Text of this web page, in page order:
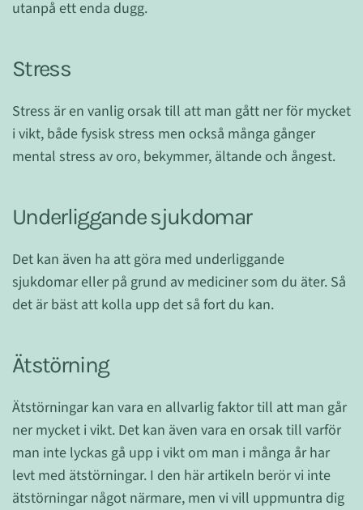
utanpå ett enda dugg.
Stress
Stress är en vanlig orsak till att man gått ner för mycket
i vikt, både fysisk stress men också många gånger
mental stress av oro, bekymmer, ältande och ångest.
Underliggande sjukdomar
Det kan även ha att göra med underliggande
sjukdomar eller på grund av mediciner som du äter. Så
det är bäst att kolla upp det så fort du kan.
Ätstörning
Ätstörningar kan vara en allvarlig faktor till att man går
ner mycket i vikt. Det kan även vara en orsak till varför
man inte lyckas gå upp i vikt om man i många år har
levt med ätstörningar. I den här artikeln berör vi inte
ätstörningar något närmare, men vi vill uppmuntra dig